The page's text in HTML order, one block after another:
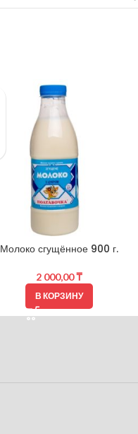
Молоко сгущённое 900 г.
2 000,00₸
В КОРЗИНУ